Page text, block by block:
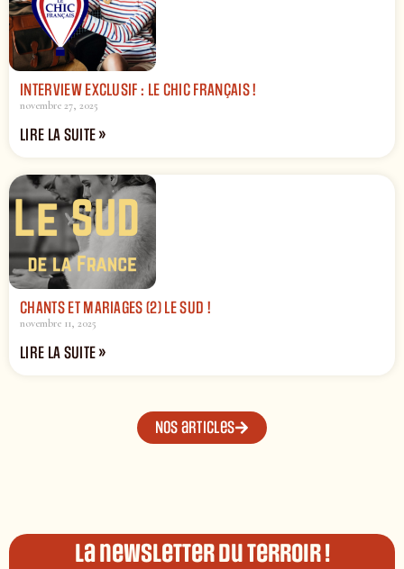
INTERVIEW EXCLUSIF : LE CHIC FRANÇAIS !
novembre 27, 2025
LIRE LA SUITE »
CHANTS ET MARIAGES (2) LE SUD !
novembre 11, 2025
LIRE LA SUITE »
Nos articles
La newsletter du terroir !